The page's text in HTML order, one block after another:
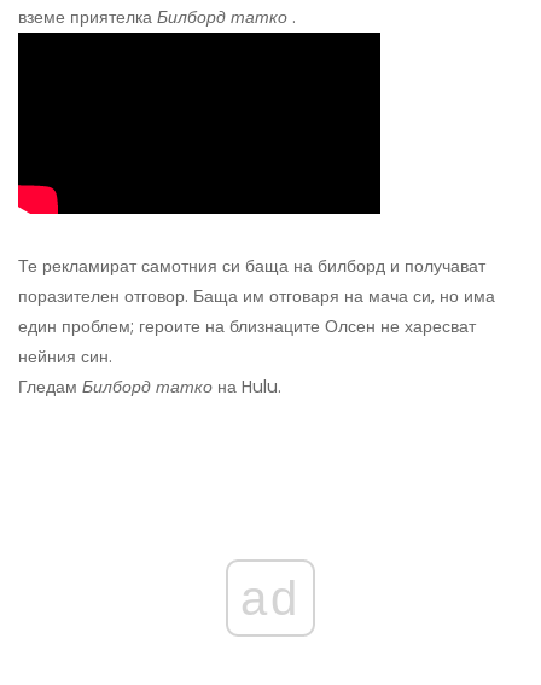
вземе приятелка Билборд татко .
Те рекламират самотния си баща на билборд и получават
поразителен отговор. Баща им отговаря на мача си, но има
един проблем; героите на близнаците Олсен не харесват
нейния син.
Гледам Билборд татко на Hulu.
ad